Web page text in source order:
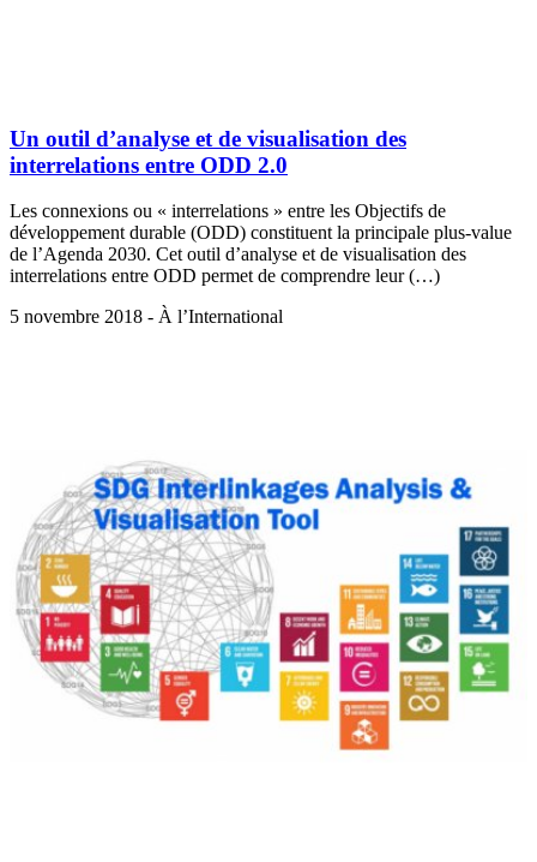
Un outil d’analyse et de visualisation des
interrelations entre ODD 2.0
Les connexions ou « interrelations » entre les Objectifs de
développement durable (ODD) constituent la principale plus-value
de l’Agenda 2030. Cet outil d’analyse et de visualisation des
interrelations entre ODD permet de comprendre leur (…)
5 novembre 2018 - À l’International